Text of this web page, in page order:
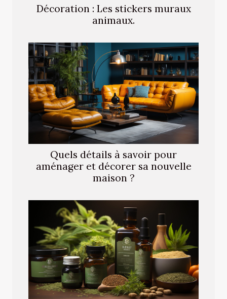
Décoration : Les stickers muraux
animaux.
Quels détails à savoir pour
aménager et décorer sa nouvelle
maison ?